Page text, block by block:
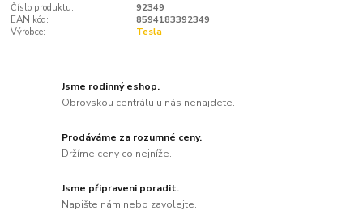
Číslo produktu:
92349
EAN kód:
8594183392349
Výrobce:
Tesla
Jsme rodinný eshop.
Obrovskou centrálu u nás nenajdete.
Prodáváme za rozumné ceny.
Držíme ceny co nejníže.
Jsme připraveni poradit.
Napište nám nebo zavolejte.